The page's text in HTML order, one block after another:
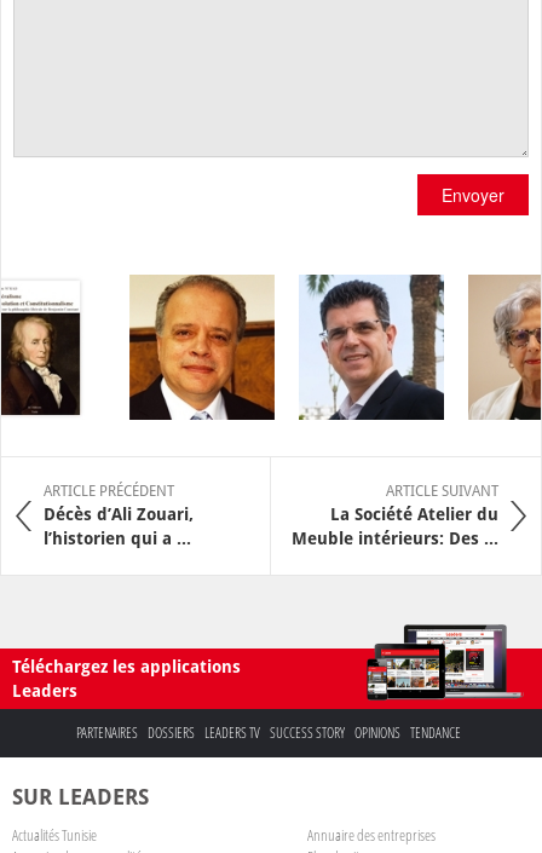
Envoyer
ARTICLE PRÉCÉDENT
Décès d’Ali Zouari,
l’historien qui a ...
ARTICLE SUIVANT
La Société Atelier du
Meuble intérieurs: Des ...
Téléchargez les applications
Leaders
PARTENAIRES DOSSIERS LEADERS TV SUCCESS STORY OPINIONS TENDANCE
SUR LEADERS
Actualités Tunisie
Annuaire des entreprises